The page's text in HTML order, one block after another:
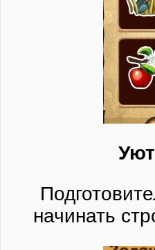
начинать